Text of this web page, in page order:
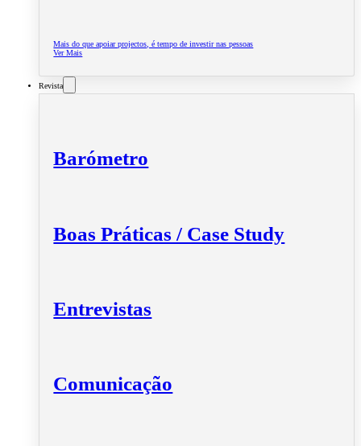
Mais do que apoiar projectos, é tempo de investir nas pessoas
Ver Mais
Revista
Barómetro
Boas Práticas / Case Study
Entrevistas
Comunicação